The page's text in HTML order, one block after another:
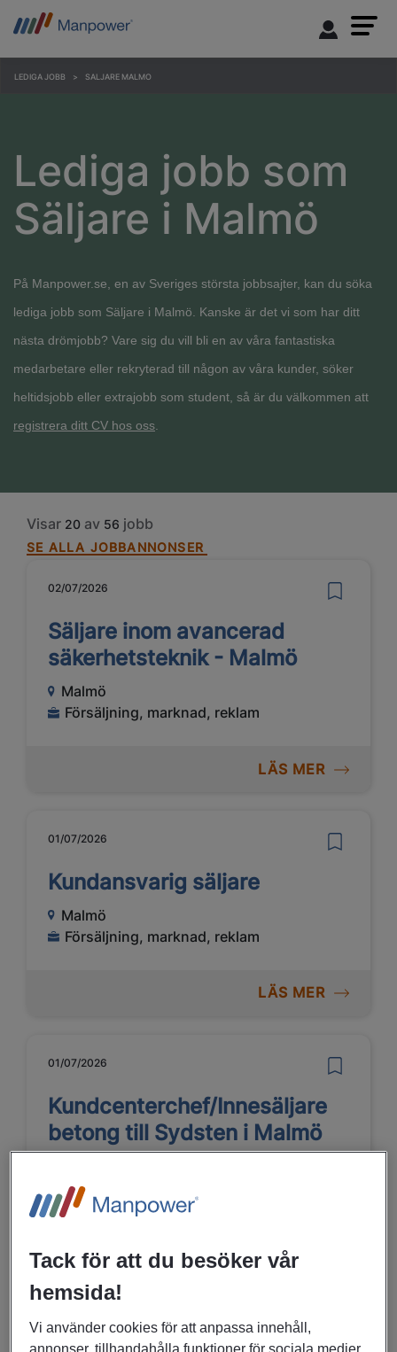
LEDIGA JOBB SALJARE MALMO
Lediga jobb som
Säljare i Malmö
På Manpower.se, en av Sveriges största jobbsajter, kan du söka
lediga jobb som Säljare i Malmö. Kanske är det vi som har ditt
nästa drömjobb? Vare sig du vill bli en av våra fantastiska
medarbetare eller rekryterad till någon av våra kunder, söker
heltidsjobb eller extrajobb som student, så är du välkommen att
registrera ditt CV hos oss
Visar 20 av 56 jobb
SE ALLA JOBBANNONSER
02/07/2026
Säljare inom avancerad
säkerhetsteknik - Malmö
Malmö
Försäljning, marknad, reklam
LÄS MER
01/07/2026
Kundansvarig säljare
Malmö
Försäljning, marknad, reklam
LÄS MER
01/07/2026
Kundcenterchef/Innesäljare
betong till Sydsten i Malmö
Management
Tack för att du besöker vår
hemsida!
Vi använder cookies för att anpassa innehåll,